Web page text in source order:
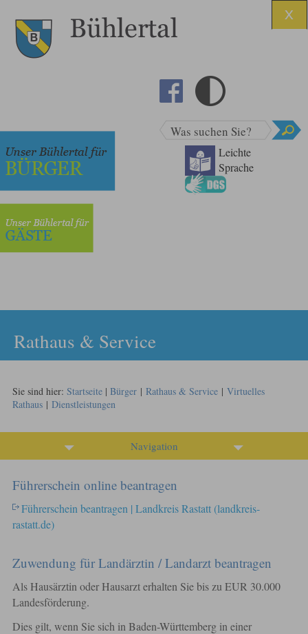
Leichte
Sprache
Was suchen Sie?
Rathaus & Service
Sie sind hier: Startseite | Bürger| Rathaus & Service| Virtuelles
Rathaus| Dienstleistungen
Navigation
Führerschein online beantragen
Führerschein beantragen | Landkreis Rastatt (landkreis-
rastatt.de)
Zuwendung für Landärztin / Landarzt beantragen
Als Hausärztin oder Hausarzt erhalten Sie bis zu EUR 30.000
Landesförderung.
Dies gilt, wenn Sie sich in Baden-Württemberg in einer